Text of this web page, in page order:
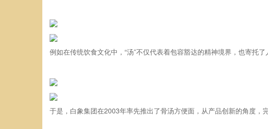
例如在传统饮食文化中，“汤”不仅代表着包容豁达的精神境界，也寄托
于是，白象集团在2003年率先推出了骨汤方便面，从产品创新的角度，